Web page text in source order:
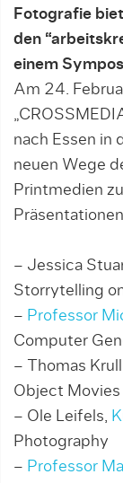
Fotografie
den
einem
Am 24.
nach Essen in
neuen Wege
Printmedien
– Jessica
Storrytelling
– Professor
Computer
– Thomas
Object Movies
– Ole Leifels,
Photography
– Professor